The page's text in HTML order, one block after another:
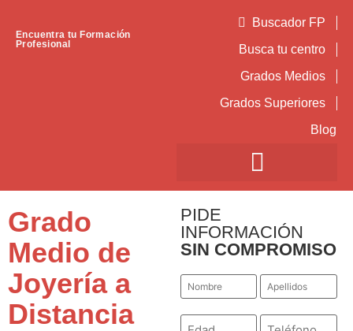
Encuentra tu Formación
Profesional
Buscador FP
Busca tu centro
Grados Medios
Grados Superiores
Blog
Grado
Medio de
Joyería a
Distancia
PIDE
INFORMACIÓN
SIN COMPROMISO
Nombre Apellidos
*
Número Teléfono